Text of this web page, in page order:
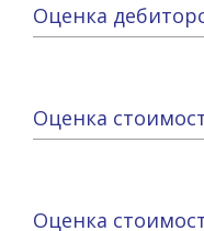
Оценка
Оценка
Оценка